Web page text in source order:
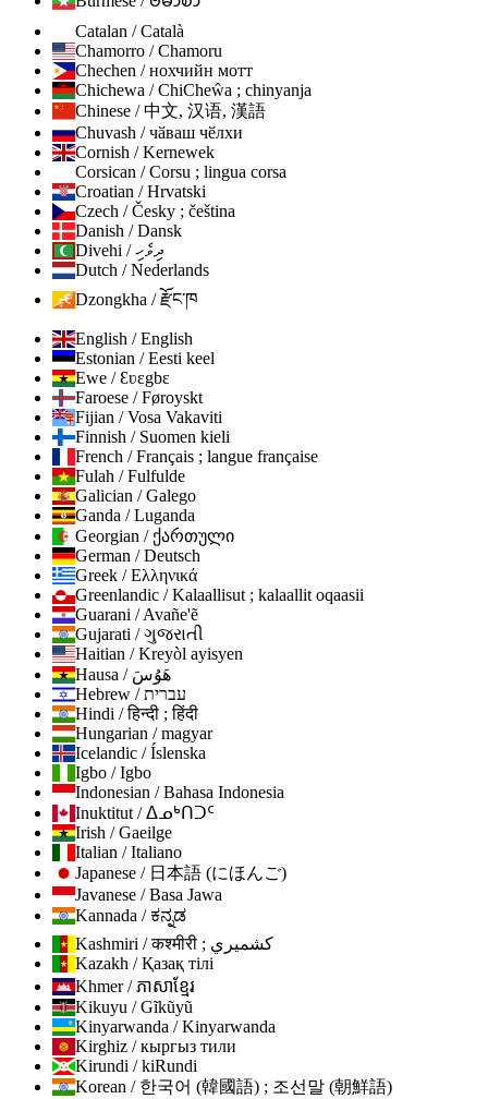
Catalan / Català
Chamorro / Chamoru
Chechen / нохчийн мотт
Chichewa / ChiCheŵa ; chinyanja
Chinese / 中文, 汉语, 漢語
Chuvash / чӑваш чӗлхи
Cornish / Kernewek
Corsican / Corsu ; lingua corsa
Croatian / Hrvatski
Czech / Česky ; čeština
Danish / Dansk
Divehi / ދިވެހި
Dutch / Nederlands
Dzongkha / རྫོང་ཁ
English / English
Estonian / Eesti keel
Ewe / Ɛʋɛgbɛ
Faroese / Føroyskt
Fijian / Vosa Vakaviti
Finnish / Suomen kieli
French / Français ; langue française
Fulah / Fulfulde
Galician / Galego
Ganda / Luganda
Georgian / ქართული
German / Deutsch
Greek / Ελληνικά
Greenlandic / Kalaallisut ; kalaallit oqaasii
Guarani / Avañe'ẽ
Gujarati / ગુજરાતી
Haitian / Kreyòl ayisyen
Hausa / هَوُسَ
Hebrew / עברית
Hindi / हिन्दी ; हिंदी
Hungarian / magyar
Icelandic / Íslenska
Igbo / Igbo
Indonesian / Bahasa Indonesia
Inuktitut / ᐃᓄᒃᑎᑐᑦ
Irish / Gaeilge
Italian / Italiano
Japanese / 日本語 (にほんご)
Javanese / Basa Jawa
Kannada / ಕನ್ನಡ
Kashmiri / कश्मीरी ; كشميري
Kazakh / Қазақ тілі
Khmer / ភាសាខ្មែរ
Kikuyu / Gĩkũyũ
Kinyarwanda / Kinyarwanda
Kirghiz / кыргыз тили
Kirundi / kiRundi
Korean / 한국어 (韓國語) ; 조선말 (朝鮮語)